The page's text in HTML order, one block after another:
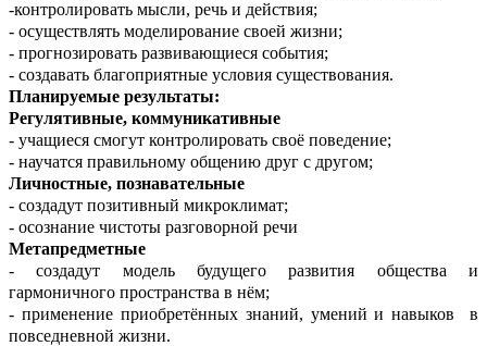
-контролировать мысли, речь и действия;
- осуществлять моделирование своей жизни;
- прогнозировать развивающиеся события;
- создавать благоприятные условия существования.
Планируемые результаты:
Регулятивные, коммуникативные
- учащиеся смогут контролировать своё поведение;
- научатся правильному общению друг с другом;
Личностные, познавательные
- создадут позитивный микроклимат;
- осознание чистоты разговорной речи
Метапредметные
- создадут модель будущего развития общества и
гармоничного пространства в нём;
- применение приобретённых знаний, умений и навыков в
повседневной жизни.